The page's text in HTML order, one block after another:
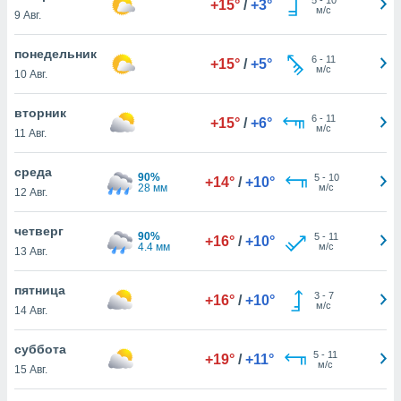
действия
рекламу
нашей
cookie
cookie
в
нашего
9 Авг.
+15° / +3°
м/с
понедельник
10 Авг.
+15° / +5° 6- 11
м/с
вторник
11 Авг.
+15° / +6° 6- 11
м/с
среда
12 Авг.
90%
28 мм
+14° / +10° 5- 10
м/с
четверг
13 Авг.
90%
4.4 мм
+16° / +10° 5- 11
м/с
пятница
14 Авг.
+16° / +10° 3- 7
м/с
суббота
15 Авг.
+19° / +11° 5 - 11
м/с